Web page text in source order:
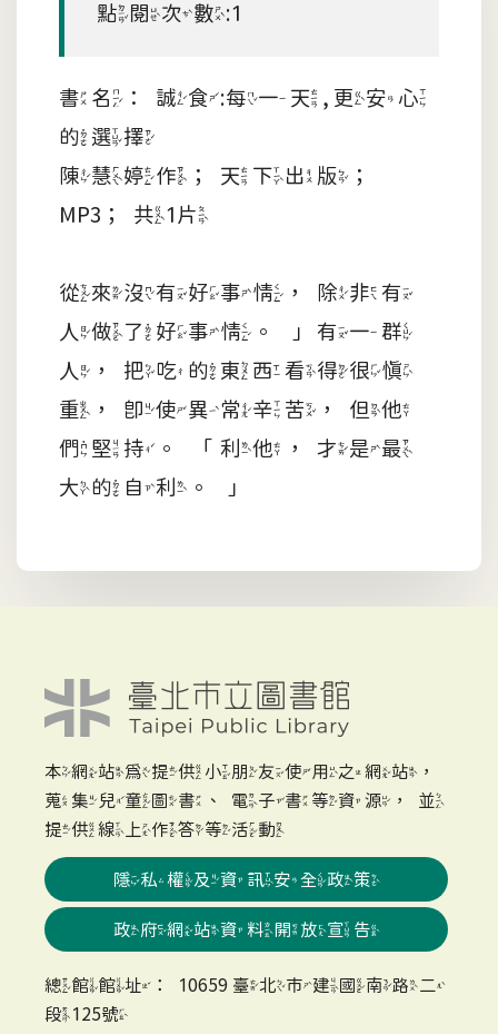
點閱次數:1
書名：誠食:每一天, 更安心
的選擇
陳慧婷作；天下出版；
MP3；共1片
從來沒有好事情，除非有
人做了好事情。」有一群
人，把吃的東西看得很慎
重，即使異常辛苦，但他
們堅持。「利他，才是最
大的自利。」
本網站為提供小朋友使用之網站，
蒐集兒童圖書、電子書等資源，並
提供線上作答等活動
隱私權及資訊安全政策
政府網站資料開放宣告
總館館址：10659 臺北市建國南路二
段125號